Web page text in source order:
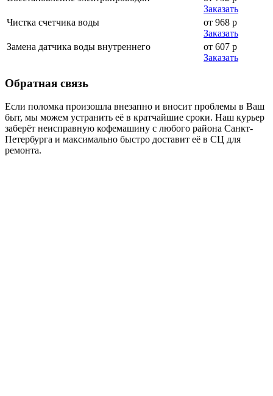
Заказать
Чистка счетчика воды
от 968 р
Заказать
Замена датчика воды внутреннего
от 607 р
Заказать
Обратная связь
Если поломка произошла внезапно и вносит проблемы в Ваш
быт, мы можем устранить её в кратчайшие сроки. Наш курьер
заберёт неисправную кофемашину с любого района Санкт-
Петербурга и максимально быстро доставит её в СЦ для
ремонта.